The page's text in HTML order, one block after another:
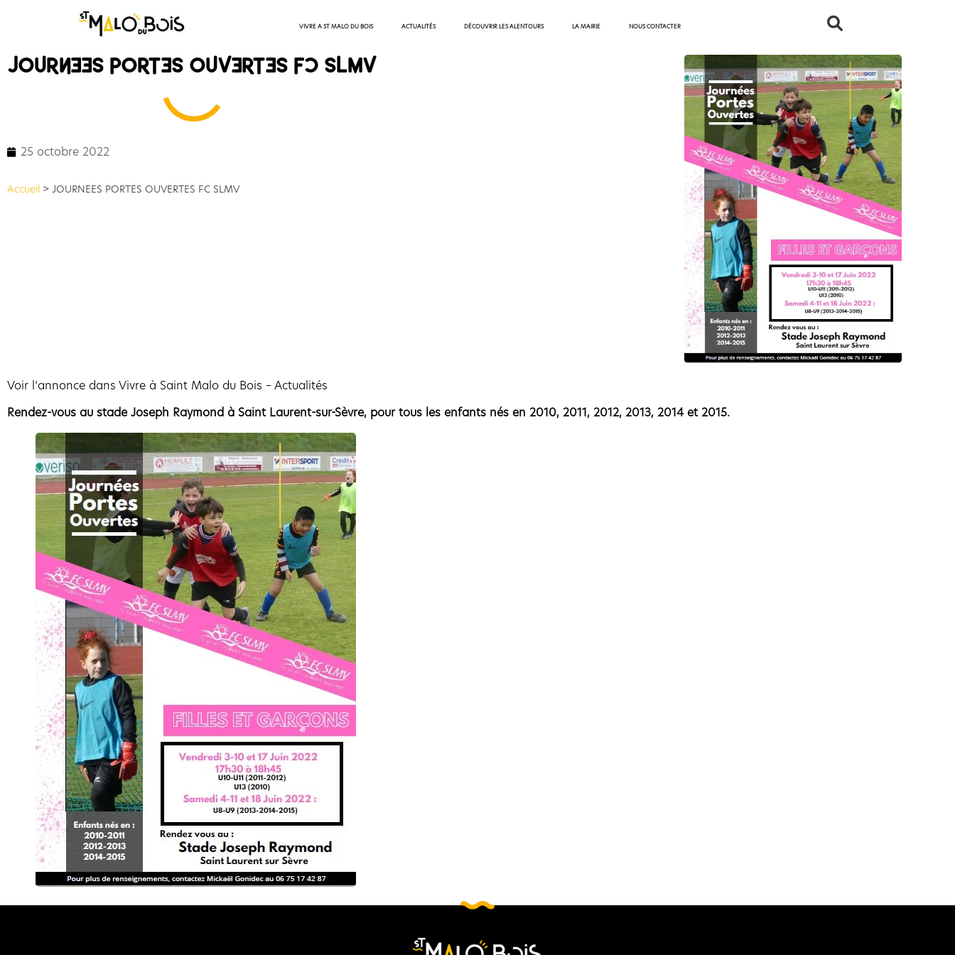
VIVRE A ST MALO DU BOIS ACTUALITÉS DÉCOUVRIR LES ALENTOURS LA MAIRIE NOUS CONTACTER
JOURNEES PORTES OUVERTES FC SLMV
25 octobre 2022
Accueil > JOURNEES PORTES OUVERTES FC SLMV
Voir l’annonce dans Vivre à Saint Malo du Bois – Actualités
Rendez-vous au stade Joseph Raymond à Saint Laurent-sur-Sèvre, pour tous les enfants nés en 2010, 2011, 2012, 2013, 2014 et 2015.